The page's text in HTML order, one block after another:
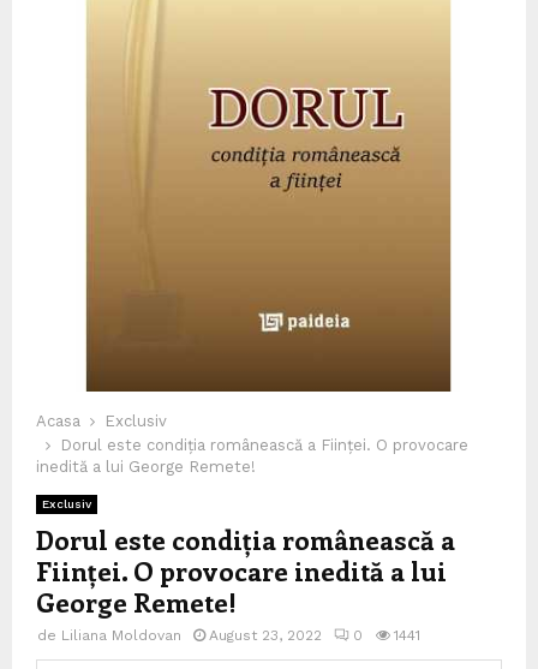
Acasa
Exclusiv
Dorul este condiția românească a Ființei. O provocare
inedită a lui George Remete!
Exclusiv
Dorul este condiția românească a
Ființei. O provocare inedită a lui
George Remete!
de Liliana Moldovan August 23, 2022 0 1441